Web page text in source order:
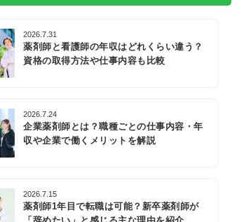
2026.7.31
薬剤師と看護師の年収はどれくらい違う？
資格の取得方法や仕事内容も比較
2026.7.24
企業薬剤師とは？職種ごとの仕事内容・年
収や企業で働くメリットを解説
2026.7.15
薬剤師1年目で転職は可能？新卒薬剤師が